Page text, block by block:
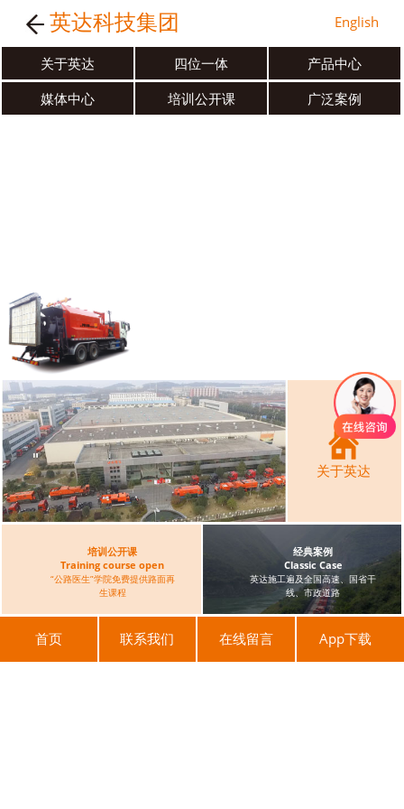
English
英达科技集团
关于英达 四位一体
产品中心
媒体中心
培训公开课 广泛案例
关于英达
培训公开课
Training course open
“公路医生”学院免费提供路面再
生课程
经典案例
Classic Case
英达施工遍及全国高速、国省干
线、市政道路
首页 联系我们 在线留言 App下载